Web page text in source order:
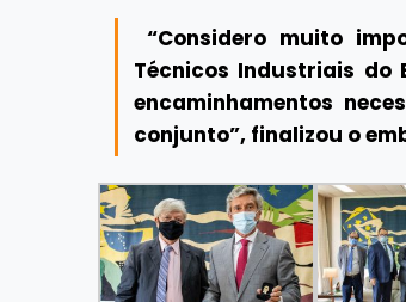
“Considero muito
Técnicos Industriais
encaminhamentos
conjunto”, finalizou o